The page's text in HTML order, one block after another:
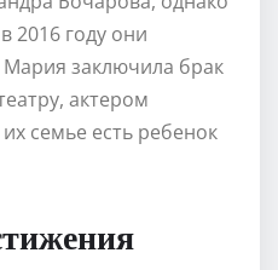
2016 году они
Мария заключила брак
актером
семье есть ребенок